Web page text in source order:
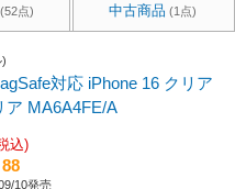
(52点) 中古商品 (1点)
対応 iPhone 16 クリア
ア MA6A4FE/A
込)
10発売